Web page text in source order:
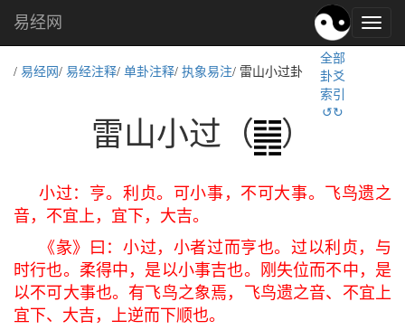
易
经
易经网
全部
卦爻
索引
↺↻
/ 易经网 / 易经注释/ 单卦注释/ 执象易注/ 雷山小过卦
雷山小过（ ）
小过：亨。利贞。可小事，不可大事。飞鸟遗之
音，不宜上，宜下，大吉。
《彖》曰：小过，小者过而亨也。过以利贞，与
时行也。柔得中，是以小事吉也。刚失位而不中，是
以不可大事也。有飞鸟之象焉，飞鸟遗之音、不宜上
宜下、大吉，上逆而下顺也。